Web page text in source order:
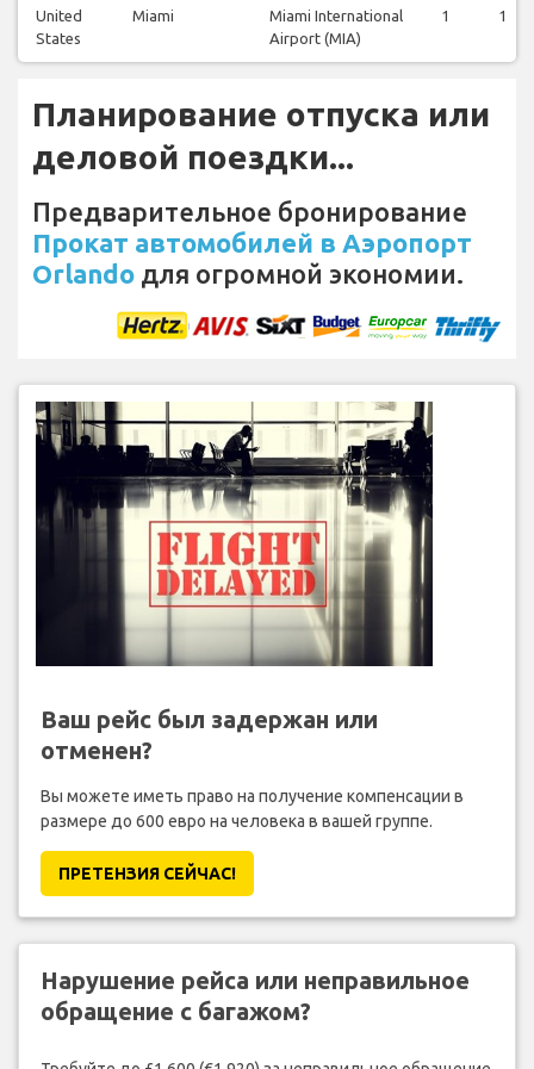
United
States
Miami
Miami International
Airport (MIA)
1 1
Планирование отпуска или
деловой поездки...
Предварительное бронирование
Прокат автомобилей в Аэропорт
Orlando для огромной экономии.
Ваш рейс был задержан или
отменен?
Вы можете иметь право на получение компенсации в
размере до 600 евро на человека в вашей группе.
ПРЕТЕНЗИЯ CЕЙЧАС!
Нарушение рейса или неправильное
обращение с багажом?